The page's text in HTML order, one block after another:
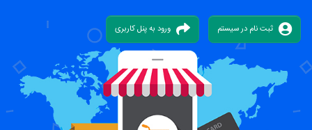
ثبت نام در سیستم ورود به پنل کاربری